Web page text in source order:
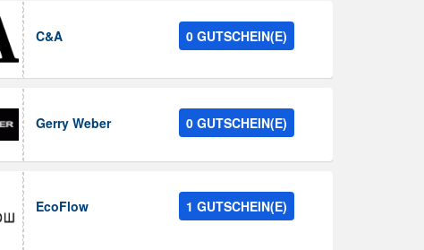
C&A 0 GUTSCHEIN(E)
Gerry Weber 0 GUTSCHEIN(E)
EcoFlow 1 GUTSCHEIN(E)